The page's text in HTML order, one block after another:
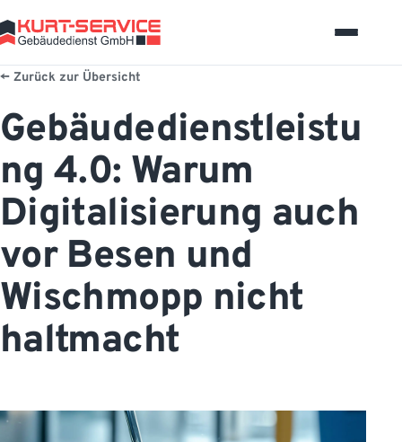
Zurück zur Übersicht
Gebäudedienstleistu
ng 4.0: Warum
Digitalisierung auch
vor Besen und
Wischmopp nicht
haltmacht